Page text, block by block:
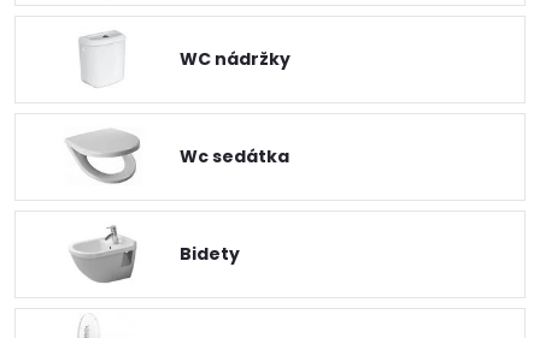
WC nádržky
Wc sedátka
Bidety